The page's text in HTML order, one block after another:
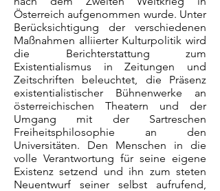
Österreich aufgenommen wurde. Unter
Berücksichtigung der verschiedenen
Maßnahmen alliierter Kulturpolitik wird
die Berichterstattung zum
Existentialismus in Zeitungen und
Zeitschriften beleuchtet, die Präsenz
existentialistischer Bühnenwerke an
österreichischen Theatern und der
Umgang mit der Sartreschen
Freiheitsphilosophie an den
Universitäten. Den Menschen in die
volle Verantwortung für seine eigene
Existenz setzend und ihn zum steten
Neuentwurf seiner selbst aufrufend,